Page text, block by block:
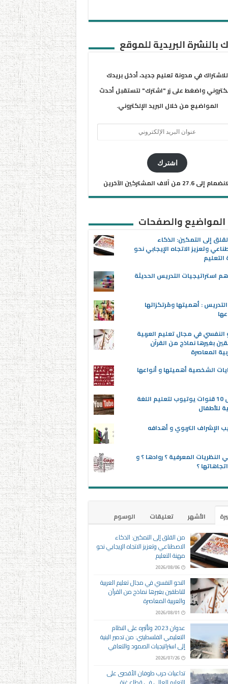
بالنشرة البريدية للموقع
للاشتراك في مدونة تعليم جديد، أدخل بريدك
واضغط على زر "اشترك" لتستقبل أحدث
المواضيع من خلال البريد الإلكتروني.
اشترك
إلى 27.6 من آلاف المشتركين الآخرين
المواضيع والصفحات
إلى التمكين: الذكاء
وتعزيز الاتجاه الإيجابي نحو
استراتيجيات التدريس الحديثة
: أهميتها ومُرتكزاتها
النفسي في مجال تعليم العربية
بغيرها نماذج من القرآن
المعاصرة
الشخصية أهميتها و أنواعها
أفضل 10 قنوات يوتيوب لتعليم اللغة
للأطفال
الإشراف التربوي و أهدافه
النظريات المعرفية ؟ روادها ؟ و
؟
الأشهر تعليقات
الوسوم
من القلق إلى التمكين: الذكاء
الاصطناعي وتعزيز الاتجاه الإيجابي نحو
مهنة التعليم
2026/08/06
النحو النفسي في مجال تعليم العربية
للناطقين بغيرها نماذج من القرآن
والعربية المعاصرة
2026/08/01
عدوان 2023 وتأثيره على النظام
التعليمي الفلسطيني: من تدمير البنية
إلى استراتيجيات الصمود والتعافي
2026/07/26
تداعيات حرب طوفان الأقصى على